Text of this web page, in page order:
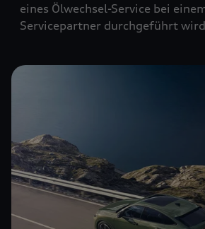
eines Ölwechsel-Service bei
Servicepartner durchgeführt